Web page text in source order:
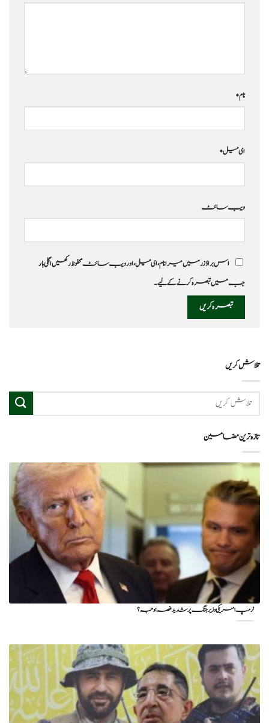
نام*
ای میل*
ویب‌ سائٹ
اس براؤزر میں میرا نام، ای میل، اور ویب سائٹ محفوظ رکھیں اگلی بار
جب میں تبصرہ کرنے کےلیے۔
تلاش کریں
تازہ ترین مضامین
ٹرمپ امریکی وزیر جنگ پر شدید غصہ؛ وجہ ؟